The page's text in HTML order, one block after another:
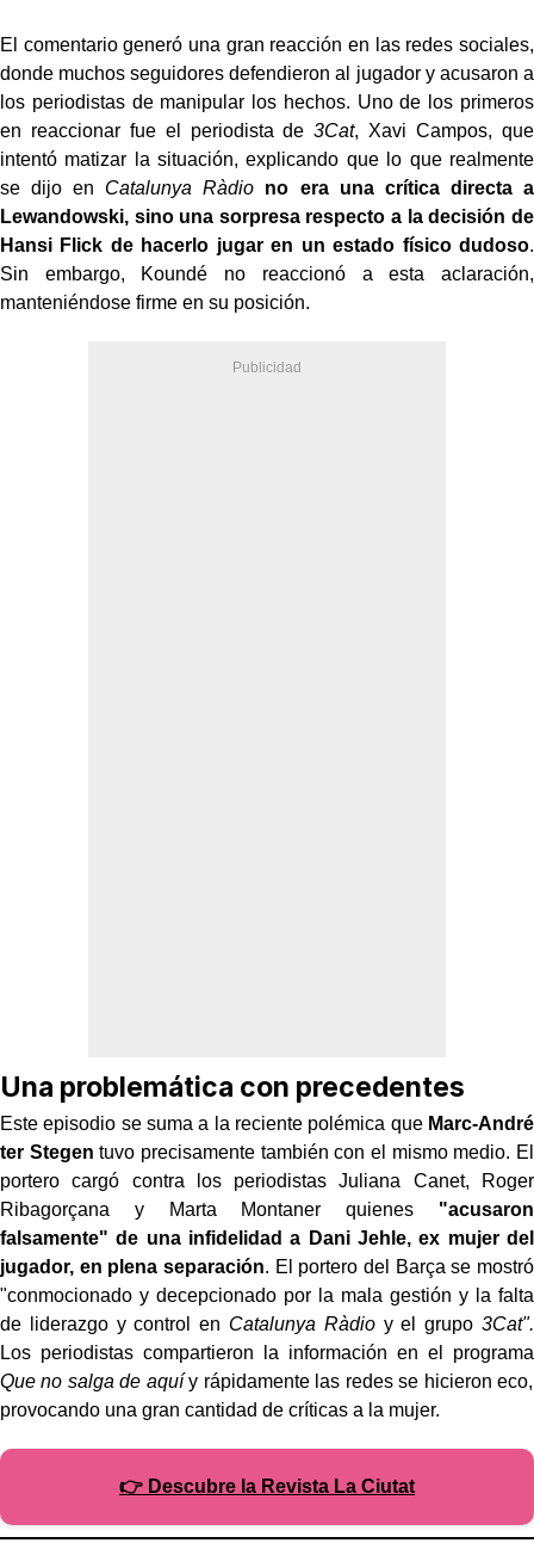
El comentario generó una gran reacción en las redes sociales,
donde muchos seguidores defendieron al jugador y acusaron a
los periodistas de manipular los hechos. Uno de los primeros
en reaccionar fue el periodista de3Cat, Xavi Campos, que
intentó matizar la situación, explicando que lo que realmente
se dijo en Catalunya Ràdio no era una crítica directa a
Lewandowski, sino una sorpresa respecto a la decisión de
Hansi Flick de hacerlo jugar en un estado físico dudoso.
Sin embargo, Koundé no reaccionó a esta aclaración,
manteniéndose firme en su posición.
Una problemática con precedentes
Este episodio se suma a la reciente polémica queMarc-André
ter Stegen tuvo precisamente también con el mismo medio. El
portero cargó contra los periodistas Juliana Canet, Roger
Ribagorçana y Marta Montaner quienes "acusaron
falsamente" de una infidelidad a Dani Jehle, ex mujer del
jugador, en plena separación. El portero del Barça se mostró
"conmocionado y decepcionado por la mala gestión y la falta
de liderazgo y control en Catalunya Ràdioy el grupo 3Cat".
Los periodistas compartieron la información en el programa
Que no salga de aquíy rápidamente las redes se hicieron eco,
provocando una gran cantidad de críticas a la mujer.
👉 Descubre la Revista La Ciutat